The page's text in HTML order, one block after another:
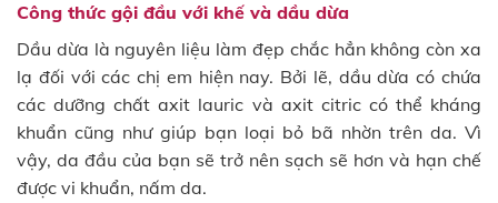
Công thức gội đầu với khế và dầu dừa
Dầu dừa là nguyên liệu làm đẹp chắc hẳn không còn xa
lạ đối với các chị em hiện nay. Bởi lẽ, dầu dừa có chứa
các dưỡng chất axit lauric và axit citric có thể kháng
khuẩn cũng như giúp bạn loại bỏ bã nhờn trên da. Vì
vậy, da đầu của bạn sẽ trở nên sạch sẽ hơn và hạn chế
được vi khuẩn, nấm da.